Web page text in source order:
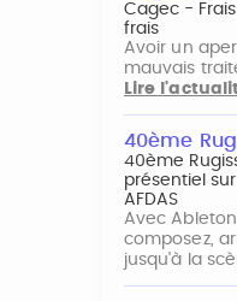
Cagec -
frais
Avoir un
mauvais
Lire
40ème
40ème
présentiel
AFDAS
Avec
composez,
jusqu'à la